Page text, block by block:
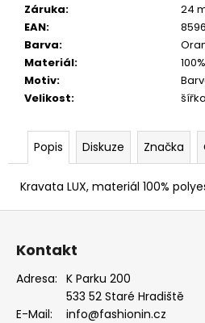
Záruka:
24
EAN:
Barva:
Materiál:
Motiv:
Velikost:
Popis Diskuze Značka
Kravata LUX, materiál 100%
35
MM,
MOTÝLEK
KAPESNÍČEK
EUKALYPTOVÁ,
KOŇAKOVÁ
KŮŽE
988169
679
Kč
Z
Kontakt
Adresa: K Parku 200
533 52 Staré Hradiště
E-Mail:
info@fashionin.cz